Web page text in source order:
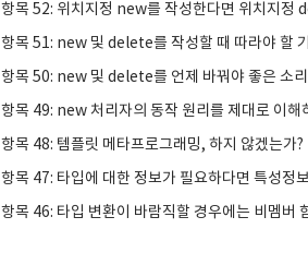
항목 52: 위치지정 new를 작성한다면 위치지정
항목 51: new 및 delete를 작성할 때 따라야 할
항목 50: new 및 delete를 언제 바꿔야 좋은 소
항목 49: new 처리자의 동작 원리를 제대로 이해
항목 48: 템플릿 메타프로그래밍, 하지 않겠는가?
항목 47: 타입에 대한 정보가 필요하다면 특성정
항목 46: 타입 변환이 바람직할 경우에는 비멤버